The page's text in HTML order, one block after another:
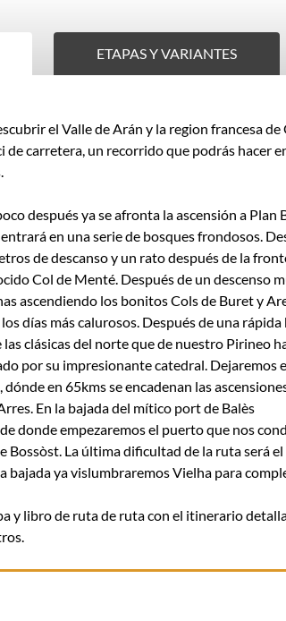
ETAPAS Y VARIANTES
el Valle de Arán y la region francesa de
carretera, un recorrido que podrás hacer
después ya se afronta la ascensión a Plan
en una serie de bosques frondosos.
de descanso y un rato después de la
Col de Menté. Después de un descenso
ascendiendo los bonitos Cols de Buret y
días más calurosos. Después de una rápida
clásicas del norte que de nuestro Pirineo
por su impresionante catedral. Dejaremos
en 65kms se encadenan las
En la bajada del mítico port de Balès
donde empezaremos el puerto que nos
Bossòst. La última dificultad de la ruta será
bajada ya vislumbraremos Vielha para
y libro de ruta de ruta con el itinerario